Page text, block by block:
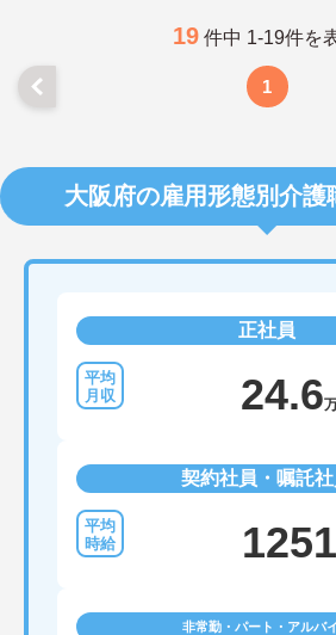
19 件中 1-19件を
1
大阪府の雇用形態別介護
正社員
24.6
契約社員・嘱託社
1251
非常勤・パート・アルバ